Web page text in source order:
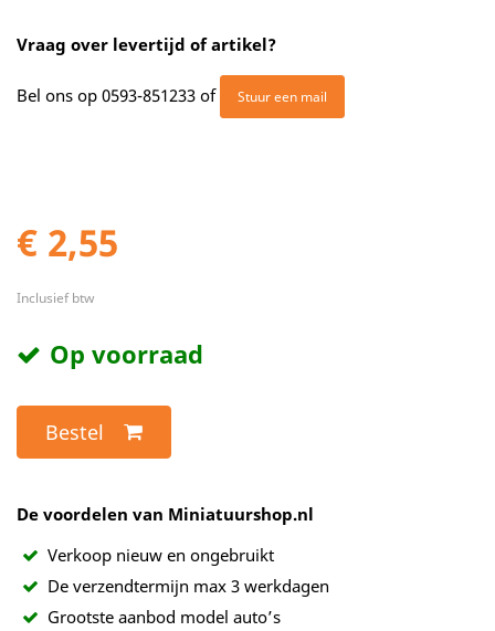
Vraag over levertijd of artikel?
Bel ons op 0593-851233 of Stuur een mail
€ 2,55
Inclusief btw
Op voorraad
Bestel
De voordelen van Miniatuurshop.nl
Verkoop nieuw en ongebruikt
De verzendtermijn max 3 werkdagen
Grootste aanbod model auto’s